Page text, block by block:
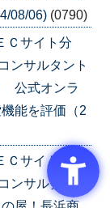
08/06) (0790)
Ｃサイト分
ンサルタント
公式オンラ
能を評価（2
Ｃサイト分
サルタント